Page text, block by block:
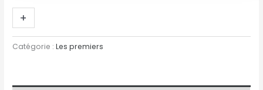
-
+
Catégorie :Les premiers